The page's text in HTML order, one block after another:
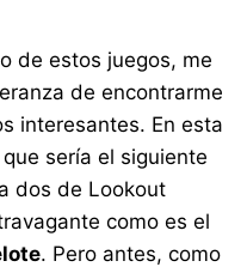
de estos juegos, me
de encontrarme
interesantes. En esta
sería el siguiente
dos de Lookout
como es el
. Pero antes, como